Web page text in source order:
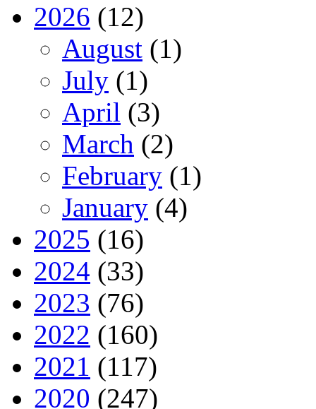
2026 (12)
August (1)
July (1)
April (3)
March (2)
February (1)
January (4)
2025 (16)
2024 (33)
2023 (76)
2022 (160)
2021 (117)
2020 (247)